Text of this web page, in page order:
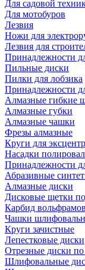
Для садовой
Для мотобуров
Лезвия
Ножи для
Лезвия для
Принадлежности
Пильные диски
Пилки для лобзика
Принадлежности
Алмазные гибкие
Алмазные губки
Алмазные чашки
Фрезы алмазные
Круги для
Насадки
Принадлежности
Абразивные
Алмазные диски
Дисковые щетки
Карбид
Чашки
Круги зачистные
Лепестковые диски
Отрезные диски по
Шлифовальные